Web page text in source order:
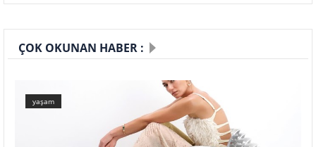
ÇOK OKUNAN HABER :
yaşam